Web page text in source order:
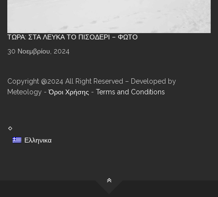
ΤΏΡΑ: ΣΤΑ ΛΕΥΚΆ ΤΟ ΠΙΣΟΔΈΡΙ – ΦΩΤΌ
30 Νοεμβρίου, 2024
Copyright @2024 All Right Reserved – Developed by
Meteology -Όροι Χρήσης - Terms and Conditions
Ελληνικα